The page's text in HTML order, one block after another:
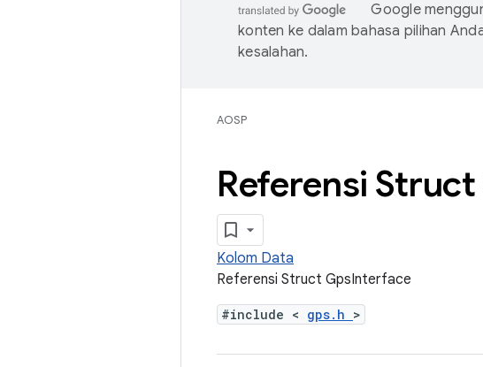
Google
konten ke dalam bahasa pilihan
kesalahan.
AOSP
Referensi
Kolom Data
Referensi Struct GpsInterface
#include < gps.h >